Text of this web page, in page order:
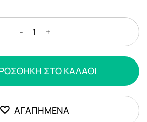
-
Demo
2
ποσότητα
+
ΣΤΟ ΚΑΛΑΘΙ
ΑΓΑΠΗΜΕΝΑ